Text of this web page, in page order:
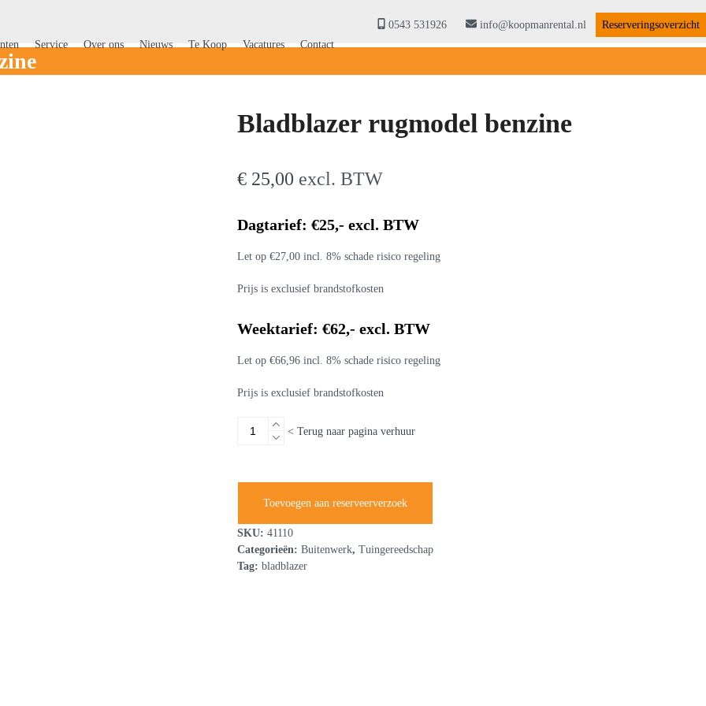
0543 531926 info@koopmanrental.nl
Reserveringsoverzicht
Service Over ons Nieuws Te Koop Vacatures Contact
Bladblazer rugmodel benzine
€25,00 excl. BTW
Dagtarief: €25,- excl. BTW
Let op €27,00 incl. 8% schade risico regeling
Prijs is exclusief brandstofkosten
Weektarief: €62,- excl. BTW
Let op €66,96 incl. 8% schade risico regeling
Prijs is exclusief brandstofkosten
Bladblazer
rugmodel
< Terug naar pagina verhuur
Toevoegen aan reserveerverzoek
SKU: 41110
Categorieën: Buitenwerk, Tuingereedschap
Tag: bladblazer